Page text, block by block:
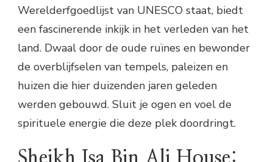
Werelderfgoedlijst van UNESCO staat, biedt
een fascinerende inkijk in het verleden van het
land. Dwaal door de oude ruïnes en bewonder
de overblijfselen van tempels, paleizen en
huizen die hier duizenden jaren geleden
werden gebouwd. Sluit je ogen en voel de
spirituele energie die deze plek doordringt.
Sheikh Isa Bin Ali House: